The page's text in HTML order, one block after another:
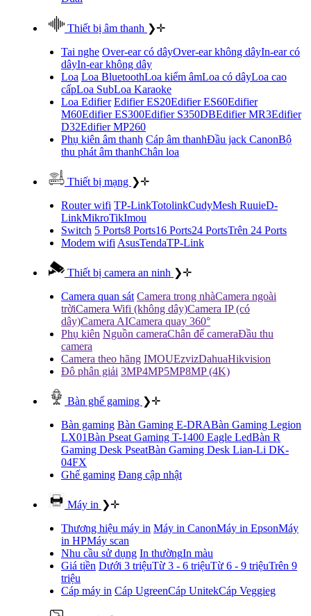
Thiết bị âm thanh ❯✛
Tai nghe Over-ear có dâyOver-ear không dâyIn-ear có
dâyIn-ear không dây
Loa Loa BluetoothLoa kiểm âmLoa có dâyLoa cao
cấpLoa SubLoa Karaoke
Loa Edifier Edifier ES20Edifier ES60Edifier
M60Edifier ES300Edifier S350DBEdifier MR3Edifier
D32Edifier MP260
Phụ kiên âm thanh Cáp âm thanhĐầu jack CanonBộ
thu phát âm thanhChân loa
Thiết bị mạng ❯✛
Router wifi TP-LinkTotolinkCudyMesh RuuieD-
LinkMikroTikImou
Switch 5 Ports8 Ports16 Ports24 PortsTrên 24 Ports
Modem wifi AsusTendaTP-Link
Thiết bị camera an ninh ❯✛
Camera quan sát Camera trong nhàCamera ngoài
trờiCamera Wifi (không dây)Camera IP (có
dây)Camera AICamera quay 360°
Phụ kiên Nguồn cameraChân đế cameraĐầu thu
camera
Camera theo hãng IMOUEzvizDahuaHikvision
Đô phân giải 3MP4MP5MP8MP (4K)
Bàn ghế gaming ❯✛
Bàn gaming Bàn Gaming E-DRABàn Gaming Legion
LX01Bàn Pseat Gaming T-1400 Eagle LedBàn R
Gaming Desk PseatBàn Gaming Desk Lian-Li DK-
04FX
Ghế gaming Đang cập nhật
Máy in ❯✛
Thương hiệu máy in Máy in CanonMáy in EpsonMáy
in HPMáy scan
Nhu cầu sử dụng In thườngIn màu
Giá tiền Dưới 3 triệuTừ 3 - 6 triệuTừ 6 - 9 triệuTrên 9
triệu
Cáp máy in Cáp UgreenCáp UnitekCáp Veggieg